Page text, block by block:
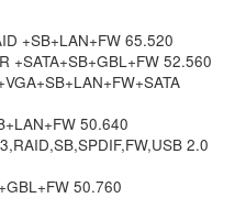
+SB+LAN+FW 65.520
+SATA+SB+GBL+FW 52.560
50.640
2.0
50.760